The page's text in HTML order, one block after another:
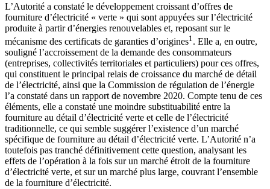
L’Autorité a constaté le développement croissant d’offres de
fourniture d’électricité « verte » qui sont appuyées sur l’électricité
produite à partir d’énergies renouvelables et, reposant sur le
mécanisme des certificats de garanties d’origines1 . Elle a, en outre,
souligné l’accroissement de la demande des consommateurs
(entreprises, collectivités territoriales et particuliers) pour ces offres,
qui constituent le principal relais de croissance du marché de détail
de l’électricité, ainsi que la Commission de régulation de l’énergie
l’a constaté dans un rapport de novembre 2020. Compte tenu de ces
éléments, elle a constaté une moindre substituabilité entre la
fourniture au détail d’électricité verte et celle de l’électricité
traditionnelle, ce qui semble suggérer l’existence d’un marché
spécifique de fourniture au détail d’électricité verte. L’Autorité n’a
toutefois pas tranché définitivement cette question, analysant les
effets de l’opération à la fois sur un marché étroit de la fourniture
d’électricité verte, et sur un marché plus large, couvrant l’ensemble
de la fourniture d’électricité.